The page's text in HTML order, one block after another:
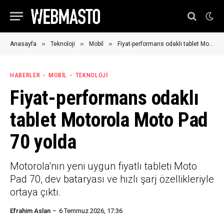
Anasayfa » Teknoloji » Mobil » Fiyat-performans odaklı tablet Motorola Moto Pad 70 yolda
HABERLER MOBIL TEKNOLOJI
Fiyat-performans odaklı
tablet Motorola Moto Pad
70 yolda
Motorola'nın yeni uygun fiyatlı tableti Moto
Pad 70, dev bataryası ve hızlı şarj özellikleriyle
ortaya çıktı.
Efrahim Aslan 6 Temmuz 2026, 17:36